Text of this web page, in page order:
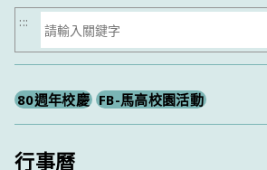
搜
尋
:::
80週年校慶 FB-馬高校園活動
行事曆